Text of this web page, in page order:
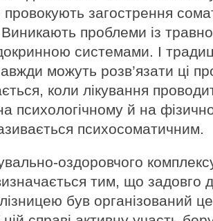
провокують загострення
проблеми із
системами. І
можуть розв’язати ці
коли лікування
психологічному й на
психосоматичним.
оз­до­ровчого
тим, що задовго
був організований